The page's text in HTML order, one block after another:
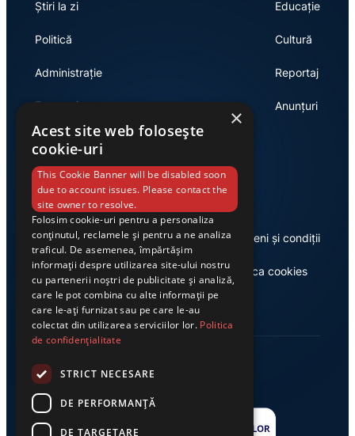
Știri la zi
Politică
Administrație
Economie
Educație
Cultură
Reportaj
Anunțuri
Link-uri utile
Despre noi
Casa de editură Exclusiv
Termeni și condiții
Politica cookies
×
Acest site web folosește
cookie-uri
This Cookie Banner will be disabled soon
due to account issues. Please contact the
site owner to resolve.
Folosim cookie-uri pentru a personaliza
conținutul, reclamele și pentru a ne analiza
traficul. De asemenea, împărtășim
informații despre utilizarea site-ului nostru
cu partenerii noștri de publicitate și analiză,
care le pot combina cu alte informații pe
care le-ați furnizat sau pe care le-au
colectat din utilizarea serviciilor lor. Politica
de confidențialitate
STRICT NECESARE
DE PERFORMANȚĂ
DE TARGETARE